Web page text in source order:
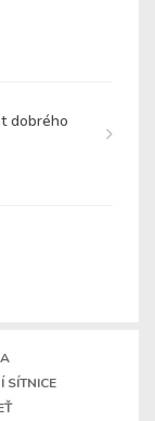
dobrého
SÍTNICE